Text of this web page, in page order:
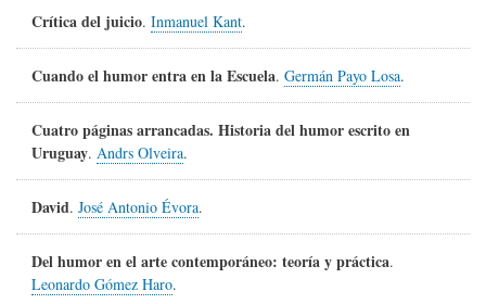
Crítica del juicio. Inmanuel Kant.
Cuando el humor entra en la Escuela. Germán Payo Losa.
Cuatro páginas arrancadas. Historia del humor escrito en
Uruguay. Andrs Olveira.
David. José Antonio Évora.
Del humor en el arte contemporáneo: teoría y práctica.
Leonardo Gómez Haro.